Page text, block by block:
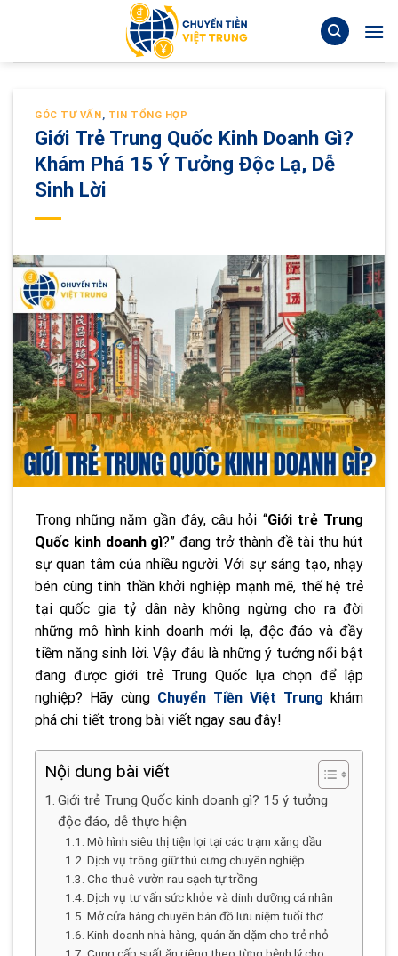
GÓC TƯ VẤN, TIN TỔNG HỢP
Giới Trẻ Trung Quốc Kinh Doanh Gì?
Khám Phá 15 Ý Tưởng Độc Lạ, Dễ
Sinh Lời
Trong những năm gần đây, câu hỏi “Giới trẻ Trung
Quốc kinh doanh gì?” đang trở thành đề tài thu hút
sự quan tâm của nhiều người. Với sự sáng tạo, nhạy
bén cùng tinh thần khởi nghiệp mạnh mẽ, thế hệ trẻ
tại quốc gia tỷ dân này không ngừng cho ra đời
những mô hình kinh doanh mới lạ, độc đáo và đầy
tiềm năng sinh lời. Vậy đâu là những ý tưởng nổi bật
đang được giới trẻ Trung Quốc lựa chọn để lập
nghiệp? Hãy cùng Chuyển Tiền Việt Trung khám
phá chi tiết trong bài viết ngay sau đây!
Nội dung bài viết
Giới trẻ Trung Quốc kinh doanh gì? 15 ý tưởng
độc đáo, dễ thực hiện
Mô hình siêu thị tiện lợi tại các trạm xăng dầu
Dịch vụ trông giữ thú cưng chuyên nghiệp
Cho thuê vườn rau sạch tự trồng
Dịch vụ tư vấn sức khỏe và dinh dưỡng cá nhân
Mở cửa hàng chuyên bán đồ lưu niệm tuổi thơ
Kinh doanh nhà hàng, quán ăn dặm cho trẻ nhỏ
Cung cấp suất ăn riêng theo từng bệnh lý cho